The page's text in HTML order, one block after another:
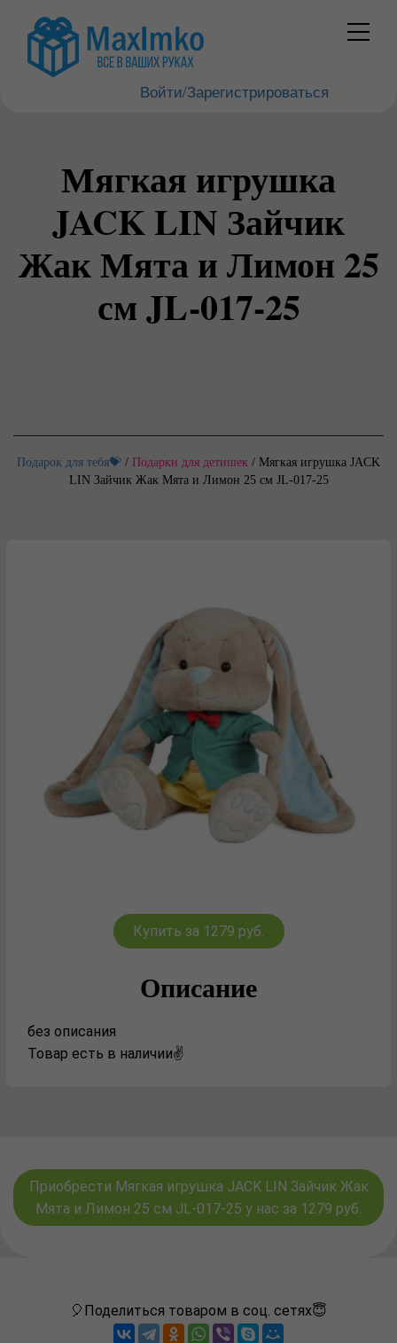
Войти/Зарегистрироваться
Мягкая игрушка
JACK LIN Зайчик
Жак Мята и Лимон 25
см JL-017-25
Подарок для тебя💝 / Подарки для детишек / Мягкая игрушка JACK
LIN Зайчик Жак Мята и Лимон 25 см JL-017-25
Купить за 1279 руб.
Описание
без описания
Товар есть в наличии✌️
Приобрести Мягкая игрушка JACK LIN Зайчик Жак
Мята и Лимон 25 см JL-017-25 у нас за 1279 руб.
🎈Поделиться товаром в соц. сетях😇